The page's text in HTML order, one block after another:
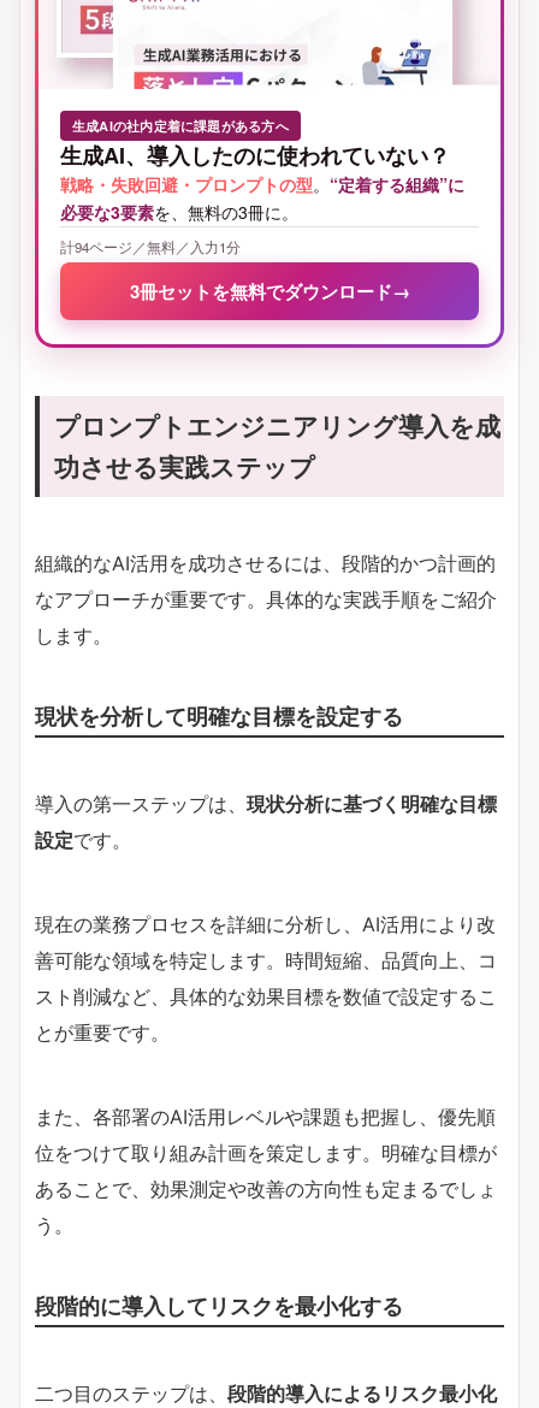
生成AIの社内定着に課題がある方へ
生成AI、導入したのに使われていない？
戦略・失敗回避・プロンプトの型。 “定着する組織”に
必要な3要素を、無料の3冊に。
計94ページ／無料／入力1分
3冊セットを無料でダウンロード→
プロンプトエンジニアリング導入を成
功させる実践ステップ
組織的なAI活用を成功させるには、段階的かつ計画的
なアプローチが重要です。具体的な実践手順をご紹介
します。
現状を分析して明確な目標を設定する
導入の第一ステップは、 現状分析に基づく明確な目標
設定です。
現在の業務プロセスを詳細に分析し、AI活用により改
善可能な領域を特定します。時間短縮、品質向上、コ
スト削減など、具体的な効果目標を数値で設定するこ
とが重要です。
また、各部署のAI活用レベルや課題も把握し、優先順
位をつけて取り組み計画を策定します。明確な目標が
あることで、効果測定や改善の方向性も定まるでしょ
う。
段階的に導入してリスクを最小化する
二つ目のステップは、 段階的導入によるリスク最小化